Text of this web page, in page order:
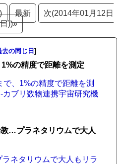
最新
次(2014年01月12日
))»
去の同じ日 ]
の精度で距離を測定
で、1%の精度で距離を測
カブリ数物連携宇宙研究機
…プラネタリウムで大人
ネタリウムで大人もリラ